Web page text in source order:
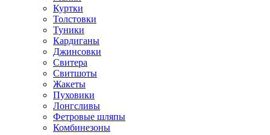
Куртки
Толстовки
Туники
Кардиганы
Джинсовки
Свитера
Свитшоты
Жакеты
Пуховики
Лонгсливы
Фетровые шляпы
Комбинезоны